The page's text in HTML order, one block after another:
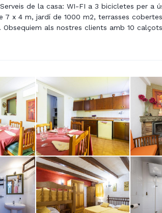
de la casa: WI-FI a 3 bicicletes per a
7 x 4 m, jardí de 1000 m2, terrasses
als nostres clients amb 10